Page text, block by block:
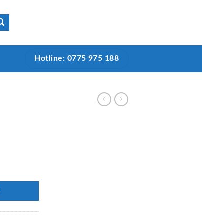
Hotline: 0775 975 188